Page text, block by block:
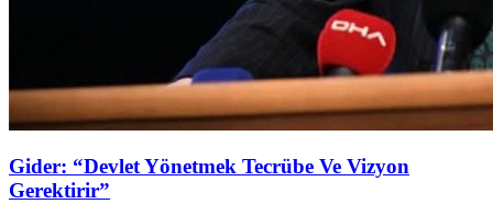
Gider: “Devlet Yönetmek Tecrübe Ve Vizyon
Gerektirir”